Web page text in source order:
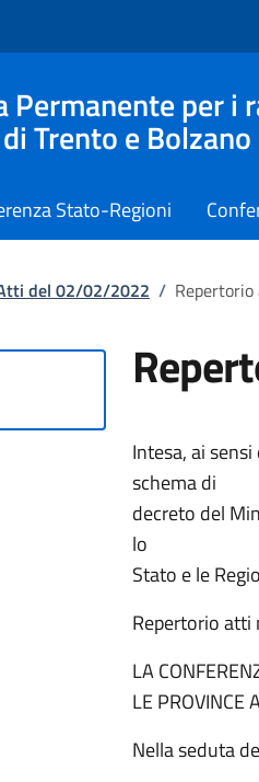
Permanente per i
Trento e Bolzano
Stato-Regioni
del 02/02/2022 /
Intesa, ai
schema di
decreto del
lo
Stato e le
Repertorio atti
LA
LE PROVINCE
Nella seduta